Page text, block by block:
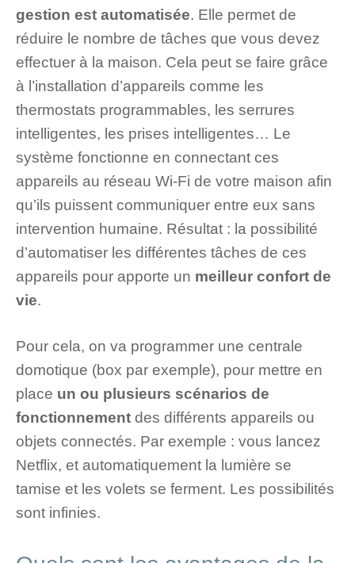
gestion est automatisée. Elle permet de
réduire le nombre de tâches que vous devez
effectuer à la maison. Cela peut se faire grâce
à l’installation d’appareils comme les
thermostats programmables, les serrures
intelligentes, les prises intelligentes… Le
système fonctionne en connectant ces
appareils au réseau Wi-Fi de votre maison afin
qu’ils puissent communiquer entre eux sans
intervention humaine. Résultat : la possibilité
d’automatiser les différentes tâches de ces
appareils pour apporte un meilleur confort de
vie.
Pour cela, on va programmer une centrale
domotique (box par exemple), pour mettre en
place un ou plusieurs scénarios de
fonctionnement des différents appareils ou
objets connectés. Par exemple : vous lancez
Netflix, et automatiquement la lumière se
tamise et les volets se ferment. Les possibilités
sont infinies.